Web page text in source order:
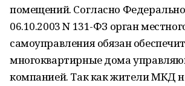
помещений. Согласно
06.10.2003 N 131-ФЗ орган
самоуправления обязан
многоквартирные дома
компанией. Так как жители МКД